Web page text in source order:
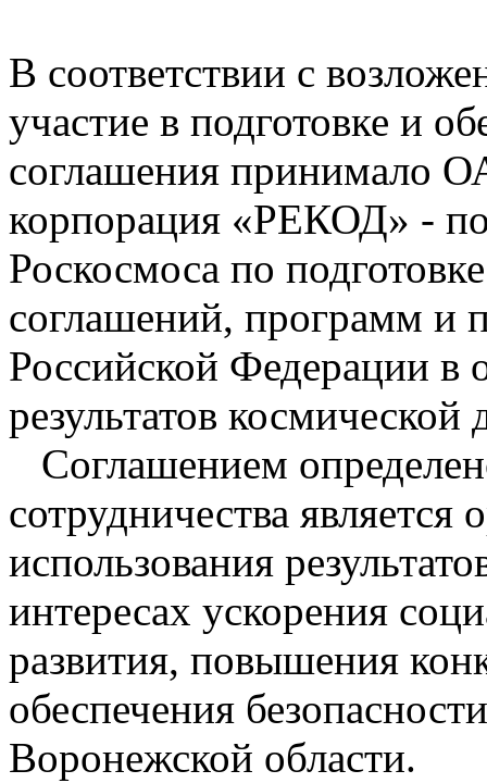
В соответствии с
участие в подготовке и
соглашения принимало
корпорация «РЕКОД» -
Роскосмоса по
соглашений, программ и
Российской Федерации в
результатов космической
Соглашением
сотрудничества является
использования
интересах ускорения
развития, повышения
обеспечения
Воронежской области.